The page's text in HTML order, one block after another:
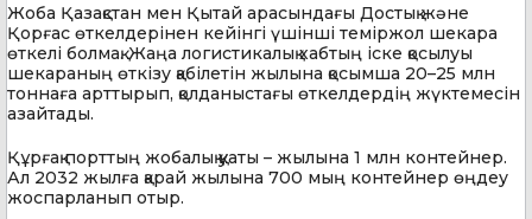
Жоба Қазақстан мен Қытай арасындағы Достық және
Қорғас өткелдерінен кейінгі үшінші теміржол шекара
өткелі болмақ. Жаңа логистикалық хабтың іске қосылуы
шекараның өткізу қабілетін жылына қосымша 20–25 млн
тоннаға арттырып, қолданыстағы өткелдердің жүктемесін
азайтады.
Құрғақ порттың жобалық қуаты – жылына 1 млн контейнер.
Ал 2032 жылға қарай жылына 700 мың контейнер өңдеу
жоспарланып отыр.